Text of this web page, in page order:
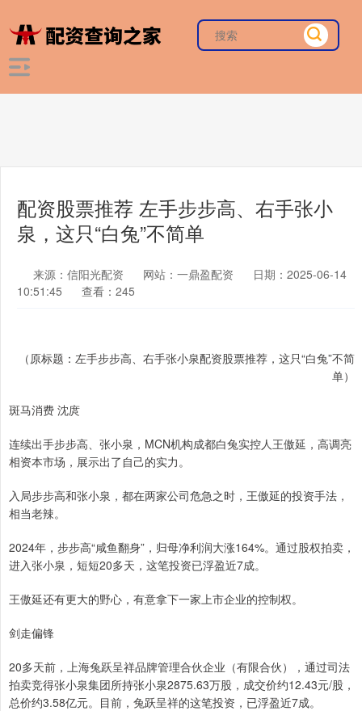
配资股票推荐 左手步步高、右手张小
泉，这只“白兔”不简单
来源：信阳光配资 网站：一鼎盈配资
日期：2025-06-14
10:51:45
查看：245
（原标题：左手步步高、右手张小泉配资股票推荐，这只“白兔”不简
单）
斑马消费 沈庹
连续出手步步高、张小泉，MCN机构成都白兔实控人王傲延，高调亮
相资本市场，展示出了自己的实力。
入局步步高和张小泉，都在两家公司危急之时，王傲延的投资手法，
相当老辣。
2024年，步步高“咸鱼翻身”，归母净利润大涨164%。通过股权拍卖，
进入张小泉，短短20多天，这笔投资已浮盈近7成。
王傲延还有更大的野心，有意拿下一家上市企业的控制权。
剑走偏锋
20多天前，上海兔跃呈祥品牌管理合伙企业（有限合伙），通过司法
拍卖竞得张小泉集团所持张小泉2875.63万股，成交价约12.43元/股，
总价约3.58亿元。目前，兔跃呈祥的这笔投资，已浮盈近7成。